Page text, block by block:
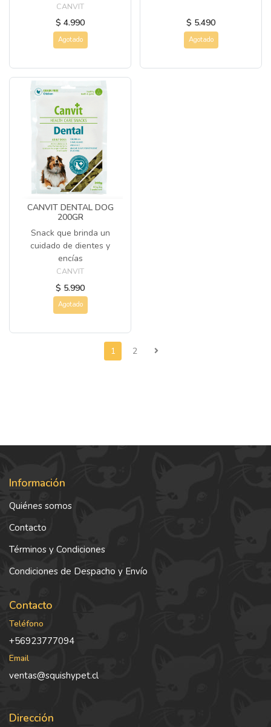
CANVIT
$ 4.990
Agotado
$ 5.490
Agotado
CANVIT DENTAL DOG
200GR
Snack que brinda un
cuidado de dientes y
encías
CANVIT
$ 5.990
Agotado
1 2
Información
Quiénes somos
Contacto
Términos y Condiciones
Condiciones de Despacho y Envío
Contacto
Teléfono
+56923777094
Email
ventas@squishypet.cl
Dirección